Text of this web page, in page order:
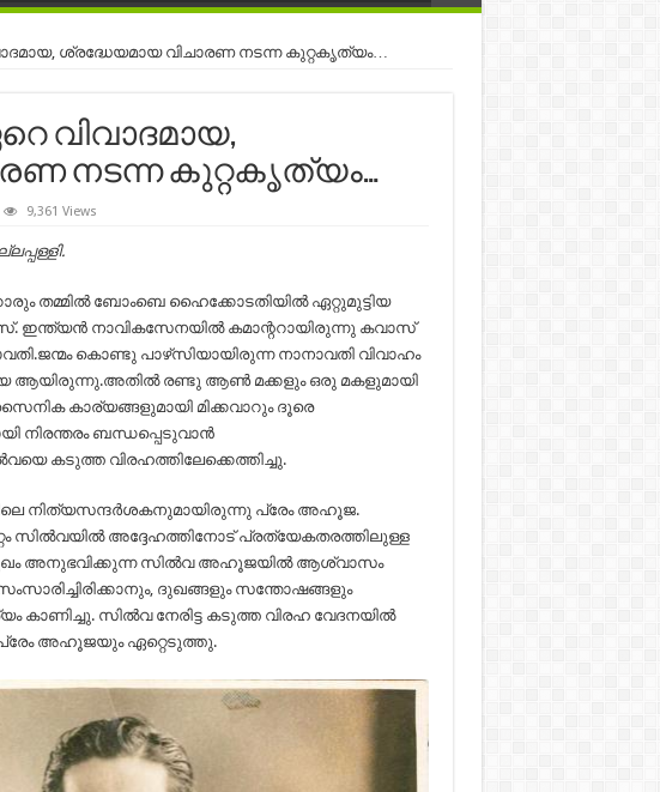
ശ്രദ്ധേയമായ വിചാരണ നടന്ന കുറ്റകൃത്യം…
വിവാദമായ,
നടന്ന കുറ്റകൃത്യം…
9,361 Views
തമ്മില്‍ ബോംബെ ഹൈക്കോടതിയില്‍ ഏറ്റുമുട്ടിയ
ഇന്ത്യന്‍ നാവികസേനയില്‍ കമാന്ററായിരുന്നു കവാസ്
കൊണ്ടു പാഴ്‌സിയായിരുന്ന നാനാവതി വിവാഹം
ആയിരുന്നു.അതില്‍ രണ്ടു ആണ്‍ മക്കളും ഒരു മകളുമായി
കാര്യങ്ങളുമായി മിക്കവാറും ദൂരെ
നിരന്തരം ബന്ധപ്പെടുവാന്‍
കടുത്ത വിരഹത്തിലേക്കെത്തിച്ചു.
നിത്യസന്ദര്‍ശകനുമായിരുന്നു പ്രേം അഹൂജ.
സില്‍വയില്‍ അദ്ദേഹത്തിനോട് പ്രത്യേകതരത്തിലുള്ള
ദുഖം അനുഭവിക്കുന്ന സില്‍വ അഹൂജയില്‍ ആശ്വാസം
ദുഖങ്ങളും സന്തോഷങ്ങളും
കാണിച്ചു. സില്‍വ നേരിട്ട കടുത്ത വിരഹ വേദനയില്‍
പ്രേം അഹൂജയും ഏറ്റെടുത്തു.